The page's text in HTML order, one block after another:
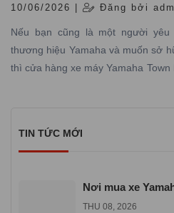
10/06/2026 | Đăng bởi
Nếu bạn cũng là một người
thương hiệu Yamaha và muốn sở
thì cửa hàng xe máy Yamaha Town
TIN TỨC MỚI
Nơi mua xe
THU 08, 2026